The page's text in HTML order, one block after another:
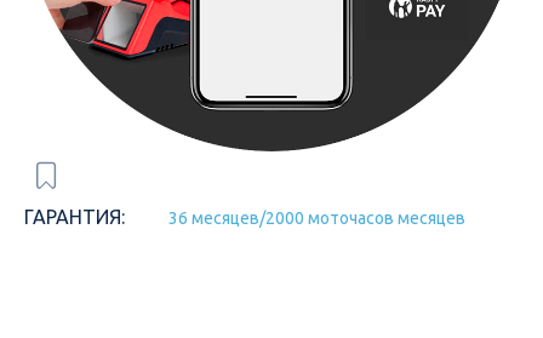
ГАРАНТИЯ: 36 месяцев/2000 моточасов месяцев